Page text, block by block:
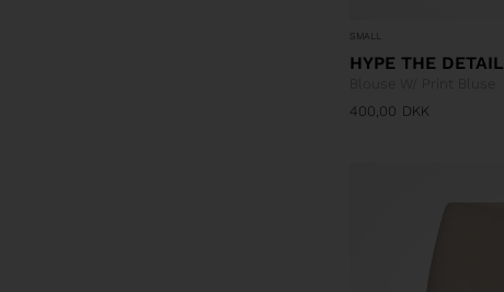
SMALL
HYPE THE DETAIL
400,00 DKK